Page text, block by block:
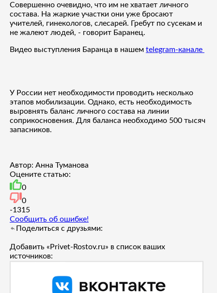
Совершенно очевидно, что им не хватает личного
состава. На жаркие участки они уже бросают
учителей, гинекологов, слесарей. Гребут по сусекам и
не жалеют людей, - говорит Баранец.
Видео выступления Баранца в нашем telegram-канале
У России нет необходимости проводить несколько
этапов мобилизации. Однако, есть необходимость
выровнять баланс личного состава на линии
соприкосновения. Для баланса необходимо 500 тысяч
запасников.
Автор: Анна Туманова
Оцените статью:
0
0
-1315
Сообщить об ошибке!
Поделиться с друзьями:
Добавить «Privet-Rostov.ru» в список ваших
источников: